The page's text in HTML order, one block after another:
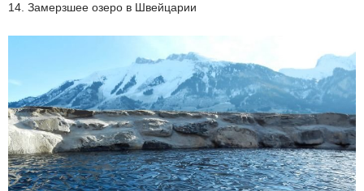
14. Замерзшее озеро в Швейцарии